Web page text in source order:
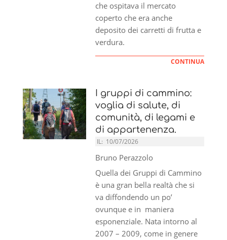
che ospitava il mercato
coperto che era anche
deposito dei carretti di frutta e
verdura.
CONTINUA
I gruppi di cammino:
voglia di salute, di
comunità, di legami e
di appartenenza.
IL: 10/07/2026
Bruno Perazzolo
Quella dei Gruppi di Cammino
è una gran bella realtà che si
va diffondendo un po’
ovunque e in maniera
esponenziale. Nata intorno al
2007 – 2009, come in genere